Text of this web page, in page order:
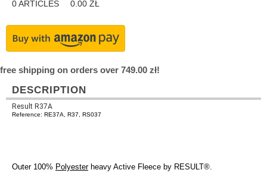
0ARTICLES 0.00 ZŁ
free shipping on orders over 749.00 zł!
DESCRIPTION
Result R37A
Reference: RE37A, R37, RS037
Outer 100% Polyesterheavy Active Fleece by RESULT®.